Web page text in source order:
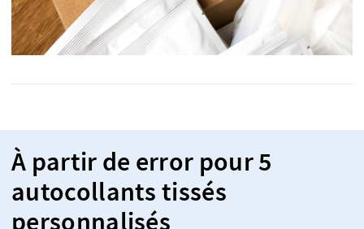
À partir de error pour 5
autocollants tissés
personnalisés